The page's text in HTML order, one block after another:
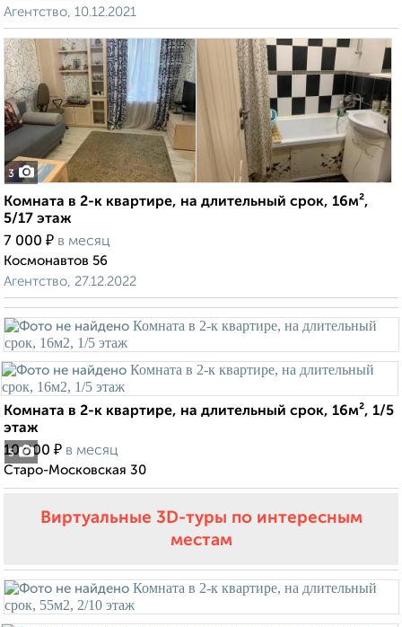
Агентство, 10.12.2021
3
Комната в 2-к квартире, на длительный срок, 16м²,
5/17 этаж
7 000 ₽ в месяц
Космонавтов 56
Агентство, 27.12.2022
5
Комната в 2-к квартире, на длительный срок, 16м², 1/5
этаж
10 000 ₽ в месяц
Старо-Московская 30
Виртуальные 3D-туры по интересным
местам